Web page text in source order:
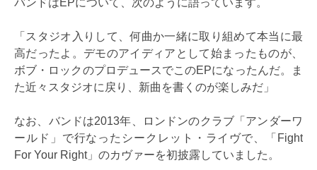
バンドはEPについて、次のように語っています。
「スタジオ入りして、何曲か一緒に取り組めて本当に最
高だったよ。デモのアイディアとして始まったものが、
ボブ・ロックのプロデュースでこのEPになったんだ。ま
た近々スタジオに戻り、新曲を書くのが楽しみだ」
なお、バンドは2013年、ロンドンのクラブ「アンダーワ
ールド」で行なったシークレット・ライヴで、「Fight
For Your Right」のカヴァーを初披露していました。